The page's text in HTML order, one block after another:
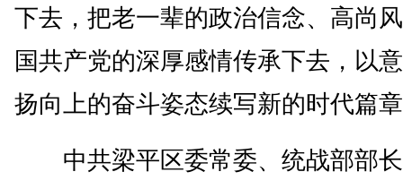
下去，把老一辈的政治信念、高尚
国共产党的深厚感情传承下去，以
扬向上的奋斗姿态续写新的时代篇
中共梁平区委常委、统战部部长